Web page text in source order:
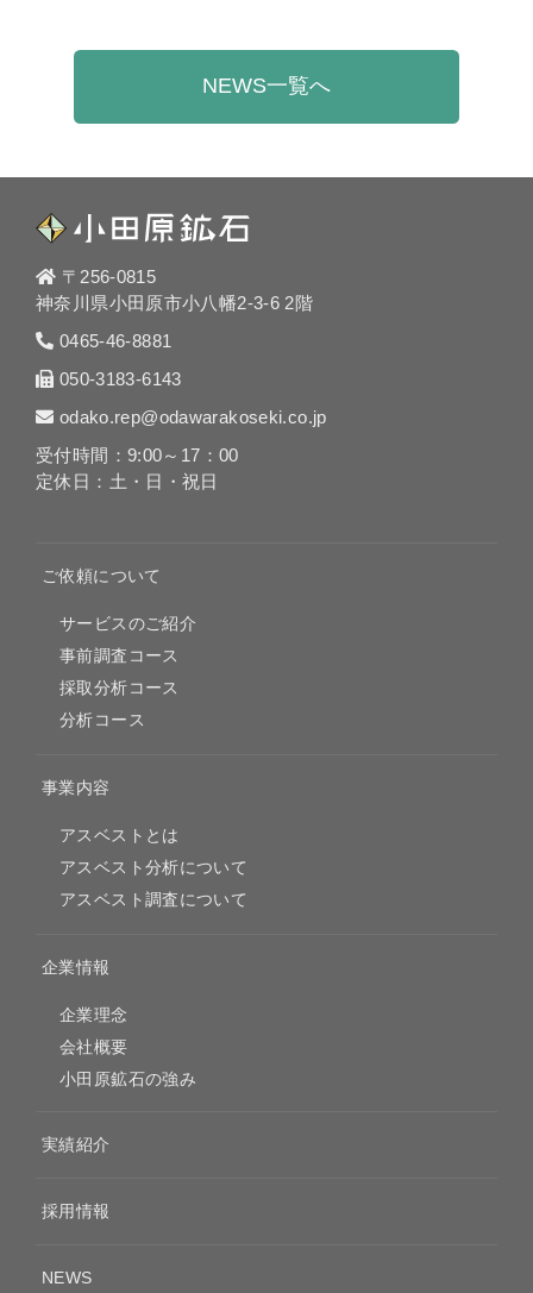
NEWS一覧へ
〒256-0815
神奈川県小田原市小八幡2-3-6 2階
0465-46-8881
050-3183-6143
odako.rep@odawarakoseki.co.jp
受付時間：9:00～17：00
定休日：土・日・祝日
ご依頼について
サービスのご紹介
事前調査コース
採取分析コース
分析コース
事業内容
アスベストとは
アスベスト分析について
アスベスト調査について
企業情報
企業理念
会社概要
小田原鉱石の強み
実績紹介
採用情報
NEWS